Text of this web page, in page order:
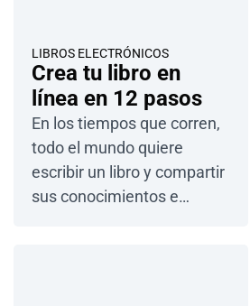
LIBROS ELECTRÓNICOS
Crea tu libro en
línea en 12 pasos
En los tiempos que corren,
todo el mundo quiere
escribir un libro y compartir
sus conocimientos e